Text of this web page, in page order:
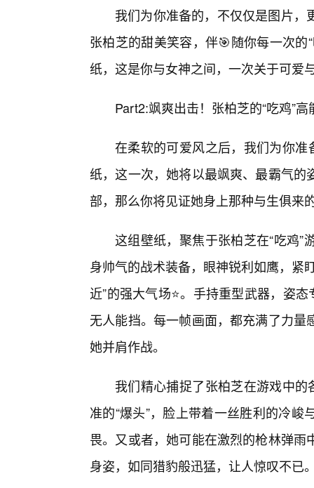
我们为你准备的，不仅仅是图片
张柏芝的甜美笑容，伴🎯随你每一次
纸，这是你与女神之间，一次关于可爱
Part2:飒爽出击！张柏芝的“吃鸡”
在柔软的可爱风之后，我们为你
纸，这一次，她将以最飒爽、最霸气
部，那么你将见证她身上那种与生俱来
这组壁纸，聚焦于张柏芝在“吃鸡
身帅气的战术装备，眼神锐利如鹰，紧
近”的强大气场⭐。手持重型武器，姿
无人能挡。每一帧画面，都充满了力
她并肩作战。
我们精心捕捉了张柏芝在游戏中的
准的“爆头”，脸上带着一丝胜利的冷
畏。又或者，她可能在激烈的枪林弹
身姿，如同猎豹般迅猛，让人惊叹不已